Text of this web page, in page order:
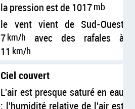
la pression est de 1017mb
le vent vient de Sud-Ouest
7km/h
avec des rafales à
11 km/h
Ciel couvert
L'air est presque saturé en eau
: l'humidité relative de l'air est